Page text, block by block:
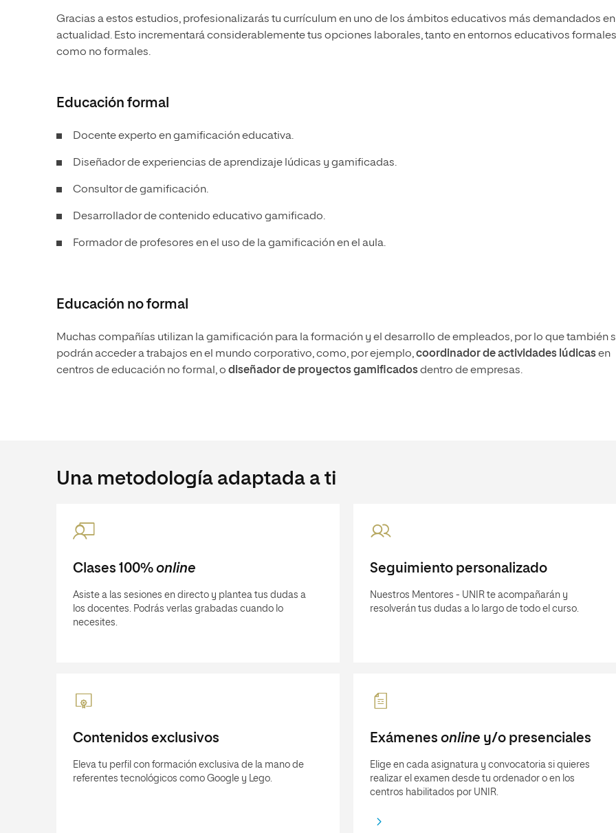
Gracias a estos estudios, profesionalizarás tu currículum en uno de los ámbitos educativos más demandados
actualidad. Esto incrementará considerablemente tus opciones laborales, tanto en entornos educativos formales
como no formales.
Educación formal
Docente experto en gamificación educativa.
Diseñador de experiencias de aprendizaje lúdicas y gamificadas.
Consultor de gamificación.
Desarrollador de contenido educativo gamificado.
Formador de profesores en el uso de la gamificación en el aula.
Educación no formal
Muchas compañías utilizan la gamificación para la formación y el desarrollo de empleados, por lo que también
podrán acceder a trabajos en el mundo corporativo, como, por ejemplo,coordinador de actividades lúdicasen
centros de educación no formal, o diseñador de proyectos gamificadosdentro de empresas.
Una metodología adaptada a ti
Clases 100% online
Asiste a las sesiones en directo y plantea tus dudas a
los docentes. Podrás verlas grabadas cuando lo
necesites.
Seguimiento personalizado
Nuestros Mentores - UNIR te acompañarán y
resolverán tus dudas a lo largo de todo el curso.
Contenidos exclusivos
Eleva tu perfil con formación exclusiva de la mano de
referentes tecnológicos como Google y Lego.
Exámenes online y/o presenciales
Elige en cada asignatura y convocatoria si quieres
realizar el examen desde tu ordenador o en los
centros habilitados por UNIR.